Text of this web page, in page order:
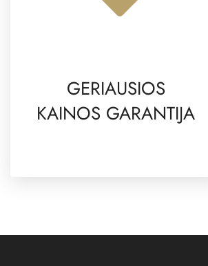
GERIAUSIOS
KAINOS GARANTIJA